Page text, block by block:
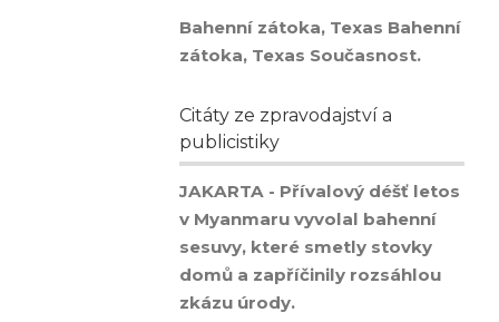
Bahenní zátoka, Texas Bahenní
zátoka, Texas Současnost.
Citáty ze zpravodajství a
publicistiky
JAKARTA - Přívalový déšť letos
v Myanmaru vyvolal bahenní
sesuvy, které smetly stovky
domů a zapříčinily rozsáhlou
zkázu úrody.